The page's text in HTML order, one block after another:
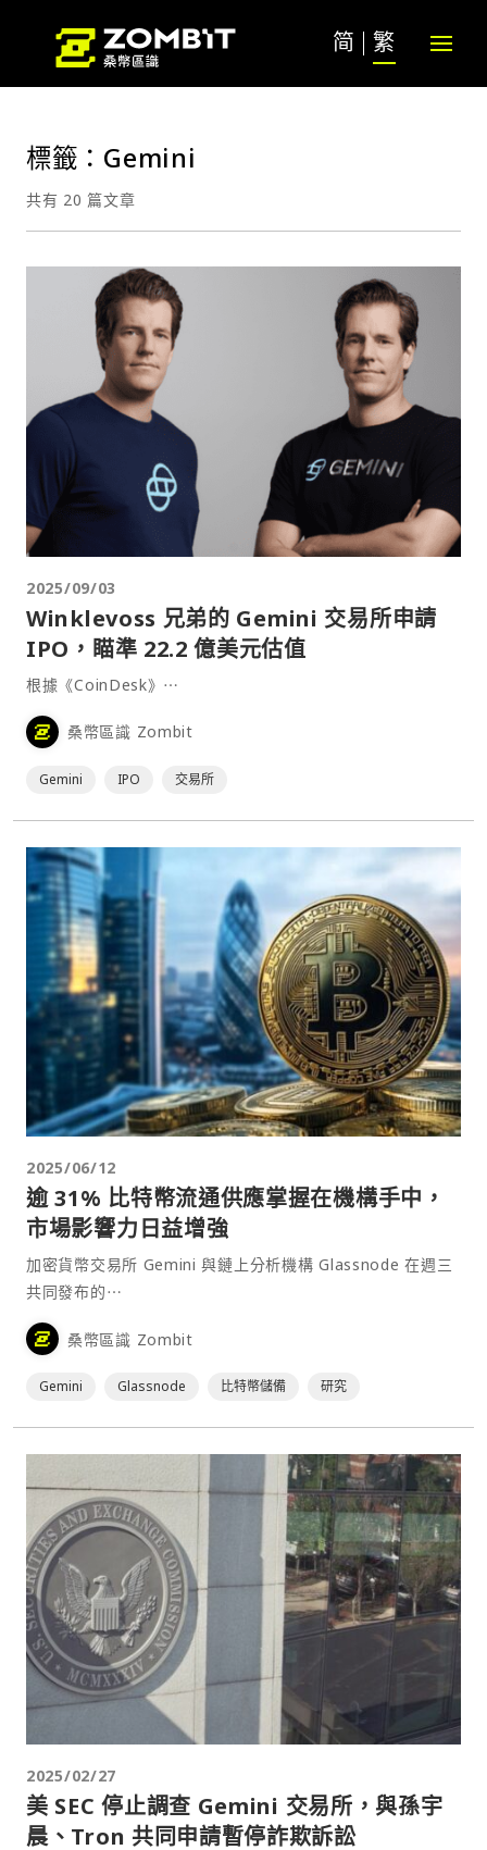
简 繁
標籤：Gemini
共有 20 篇文章
2025/09/03
Winklevoss 兄弟的 Gemini 交易所申請
IPO，瞄準 22.2 億美元估值
根據《CoinDesk》⋯
桑幣區識 Zombit
Gemini IPO 交易所
2025/06/12
逾 31% 比特幣流通供應掌握在機構手中，
市場影響力日益增強
加密貨幣交易所 Gemini 與鏈上分析機構 Glassnode 在週三
共同發布的⋯
桑幣區識 Zombit
Gemini Glassnode 比特幣儲備 研究
2025/02/27
美 SEC 停止調查 Gemini 交易所，與孫宇
晨、Tron 共同申請暫停詐欺訴訟